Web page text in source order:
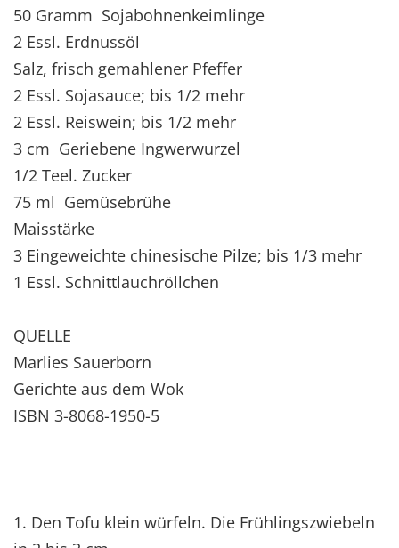
50 Gramm Sojabohnenkeimlinge
2 Essl. Erdnussöl
Salz, frisch gemahlener Pfeffer
2 Essl. Sojasauce; bis 1/2 mehr
2 Essl. Reiswein; bis 1/2 mehr
3 cm Geriebene Ingwerwurzel
1/2 Teel. Zucker
75 ml Gemüsebrühe
Maisstärke
3 Eingeweichte chinesische Pilze; bis 1/3 mehr
1 Essl. Schnittlauchröllchen
QUELLE
Marlies Sauerborn
Gerichte aus dem Wok
ISBN 3-8068-1950-5
1. Den Tofu klein würfeln. Die Frühlingszwiebeln